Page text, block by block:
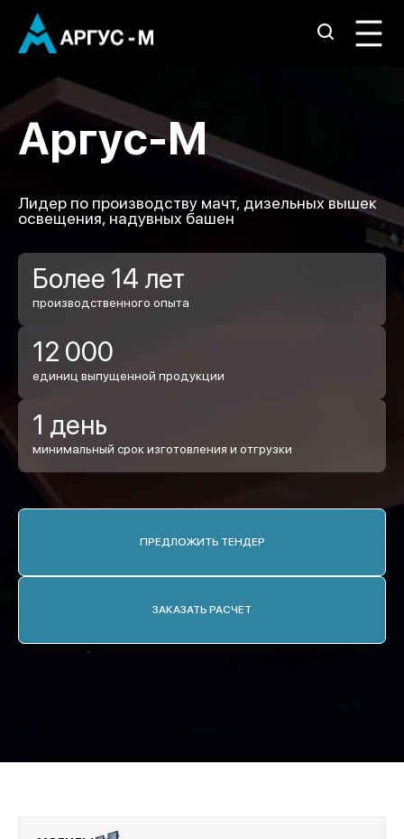
Аргус-М
Лидер по производству мачт, дизельных вышек
освещения, надувных башен
Более 14 лет
производственного опыта
12 000
единиц выпущенной продукции
1 день
минимальный срок изготовления и отгрузки
ПРЕДЛОЖИТЬ ТЕНДЕР
ЗАКАЗАТЬ РАСЧЕТ